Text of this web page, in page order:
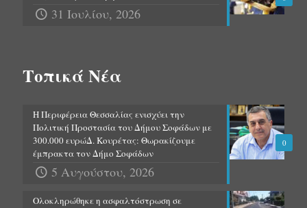
31 Ιουλίου, 2026
Τοπικά Νέα
0
Η Περιφέρεια Θεσσαλίας ενισχύει την
Πολιτική Προστασία του Δήμου Σοφάδων με
300.000 ευρώΔ. Κουρέτας: Θωρακίζουμε
έμπρακτα τον Δήμο Σοφάδων
5 Αυγούστου, 2026
Ολοκληρώθηκε η ασφαλτόστρωση σε